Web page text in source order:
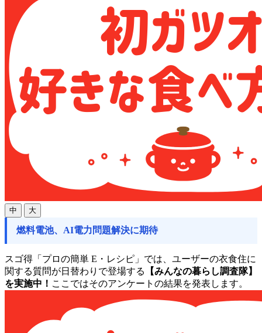
中 大
燃料電池、AI電力問題解決に期待
スゴ得「プロの簡単 E・レシピ」では、ユーザーの衣食住に
関する質問が日替わりで登場する
【みんなの暮らし調査隊】
を実施中！ ここではそのアンケートの結果を発表します。